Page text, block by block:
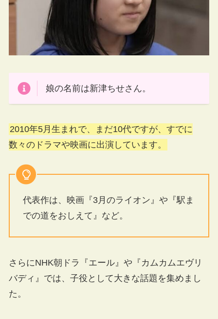
娘の名前は新津ちせさん。
2010年5月生まれで、まだ10代ですが、すでに
数々のドラマや映画に出演しています。
代表作は、映画『3月のライオン』や『駅ま
での道をおしえて』など。
さらにNHK朝ドラ『エール』や『カムカムエヴリ
バディ』では、子役として大きな話題を集めまし
た。